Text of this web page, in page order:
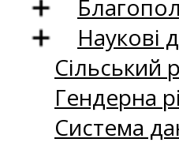
Наукові
Сільський
Гендерна
Система